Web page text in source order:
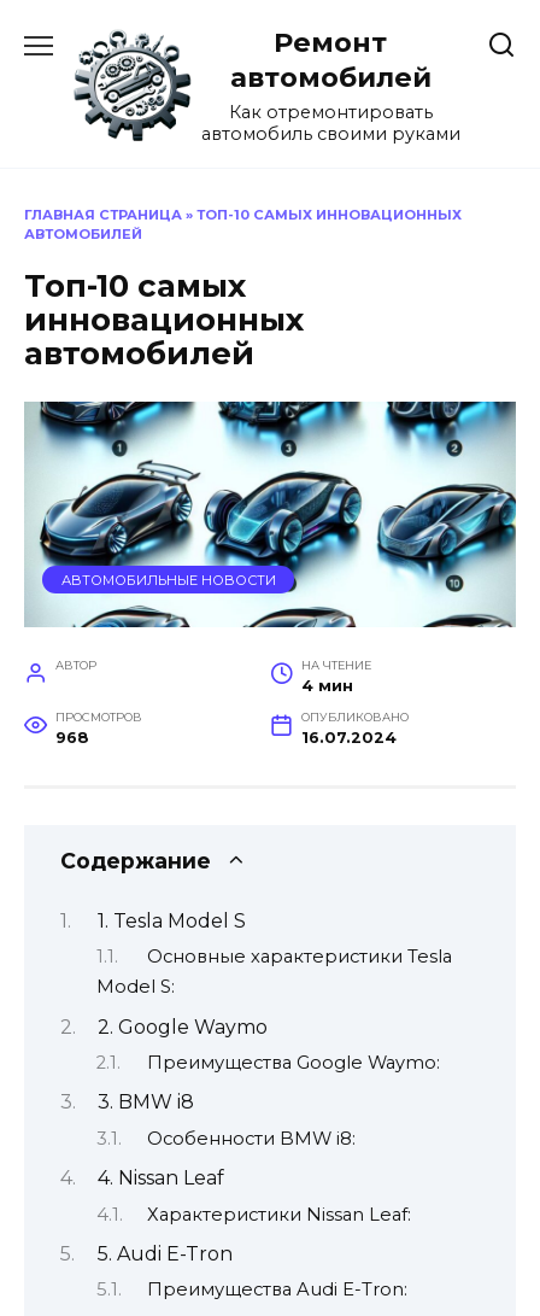
содержанию
Ремонт
автомобилей
Как отремонтировать
автомобиль своими руками
ГЛАВНАЯ СТРАНИЦА » ТОП-10 САМЫХ ИННОВАЦИОННЫХ
АВТОМОБИЛЕЙ
Топ-10 самых
инновационных
автомобилей
АВТОМОБИЛЬНЫЕ НОВОСТИ
АВТОР НА ЧТЕНИЕ
4 мин
ПРОСМОТРОВ
968
ОПУБЛИКОВАНО
16.07.2024
Содержание
1. Tesla Model S
Основные характеристики Tesla
Model S:
2. Google Waymo
Преимущества Google Waymo:
3. BMW i8
Особенности BMW i8:
4. Nissan Leaf
Характеристики Nissan Leaf:
5. Audi E-Tron
Преимущества Audi E-Tron: